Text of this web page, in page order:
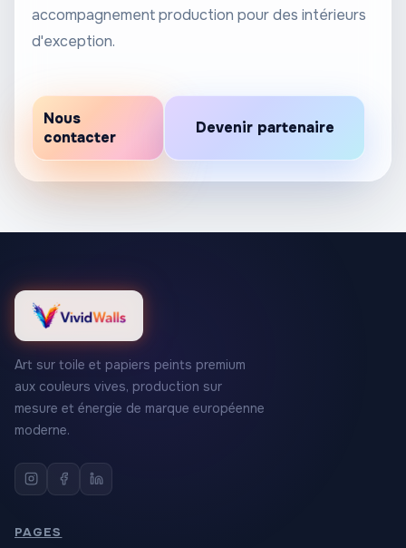
accompagnement production pour des intérieurs
d'exception.
Nous
contacter
Devenir partenaire
Art sur toile et papiers peints premium
aux couleurs vives, production sur
mesure et énergie de marque européenne
moderne.
PAGES